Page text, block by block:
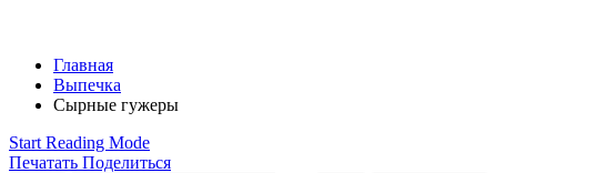
Главная
Выпечка
Сырные гужеры
Start Reading Mode
Печатать Поделиться